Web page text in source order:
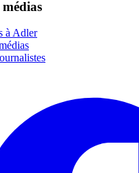
à Adler